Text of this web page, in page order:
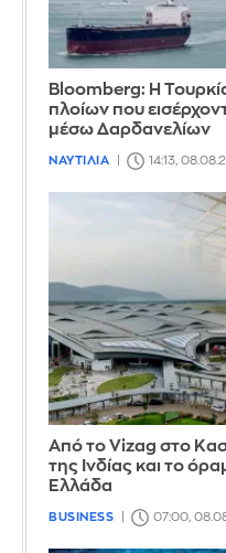
Bloomberg: Η
πλοίων που
μέσω Δαρδανελίων
ΝΑΥΤΙΛΙΑ 14:13,
Από το Vizag στο
της Ινδίας και το
Ελλάδα
BUSINESS 07:00,